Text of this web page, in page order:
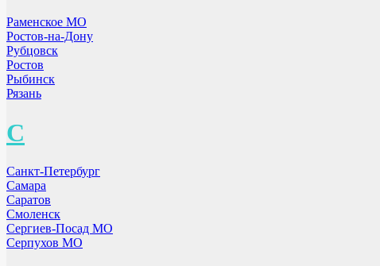
Раменское МО
Ростов-на-Дону
Рубцовск
Ростов
Рыбинск
Рязань
С
Санкт-Петербург
Самара
Саратов
Смоленск
Сергиев-Посад МО
Серпухов МО